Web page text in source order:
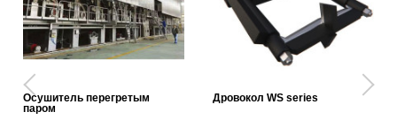
Осушитель перегретым
паром
Дровокол WS series